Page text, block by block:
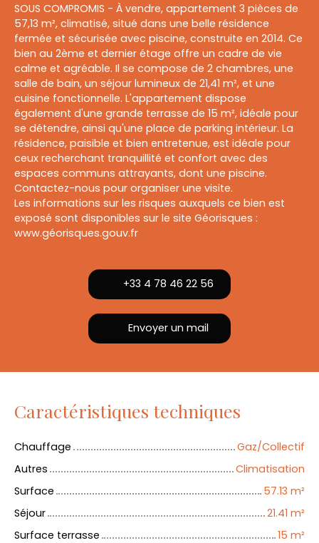
SOUS COMPROMIS - À vendre, appartement 3 pièces de
57,13 m², climatisé, situé dans une belle résidence
fermée et sécurisée avec piscine, construite en 2014. Ce
bien au 2ème et dernier étage offre un cadre de vie
calme et agréable. Il se compose de 2 chambres, une
salle de bain, un séjour lumineux de 21,41 m², et une
cuisine fonctionnelle. L'appartement dispose
également d'une grande terrasse de 15 m², idéale pour
se détendre, ainsi qu'une place de parking intérieur. La
résidence, paisible et bien entretenue, est idéale pour
ceux recherchant tranquillité et confort avec des
espaces communs attrayants, dont une piscine.
Contactez-nous pour organiser une visite.
Les informations sur les risques auxquels ce bien est
exposé sont disponibles sur le site Géorisques :
www.géorisques.gouv.fr
+33 4 78 46 22 56
Envoyer un mail
Caractéristiques techniques
Chauffage
Gaz/Collectif
Autres
Climatisation
Surface
57.13 m²
Séjour
21.41 m²
Surface terrasse
15 m²